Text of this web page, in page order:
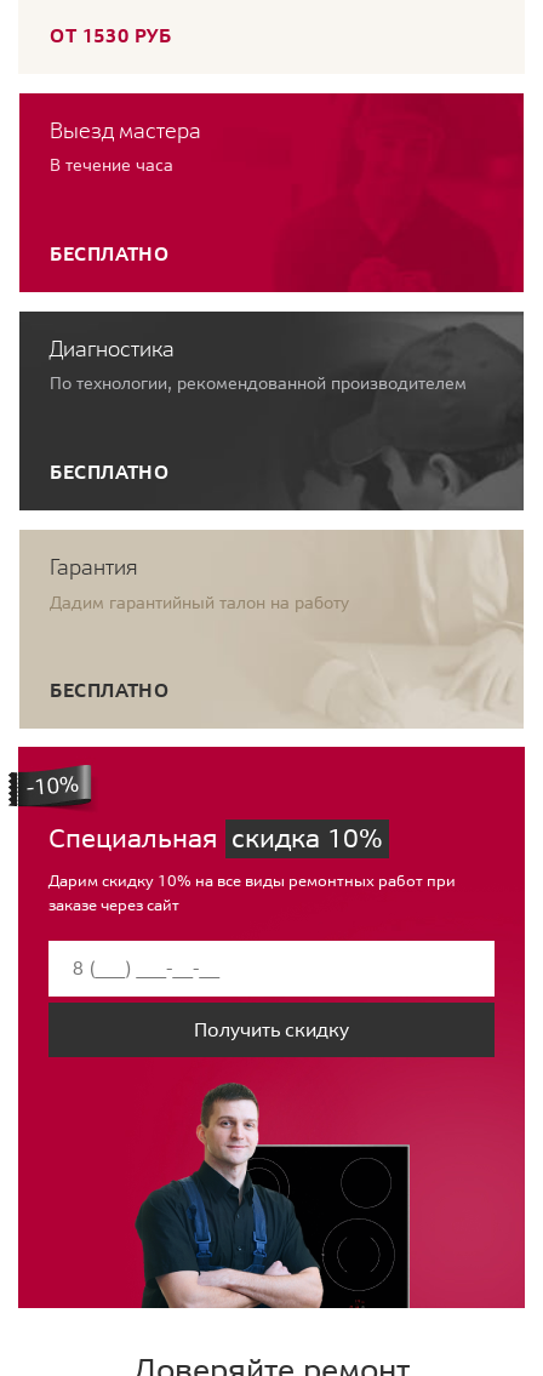
ОТ 1530 РУБ
Выезд мастера
В течение часа
БЕСПЛАТНО
Диагностика
По технологии, рекомендованной производителем
БЕСПЛАТНО
Гарантия
Дадим гарантийный талон на работу
БЕСПЛАТНО
Специальная скидка 10%
Дарим скидку 10% на все виды ремонтных работ при
заказе через сайт
Получить скидку